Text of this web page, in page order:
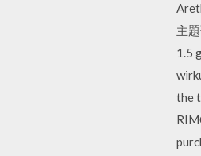
主
1.5
the